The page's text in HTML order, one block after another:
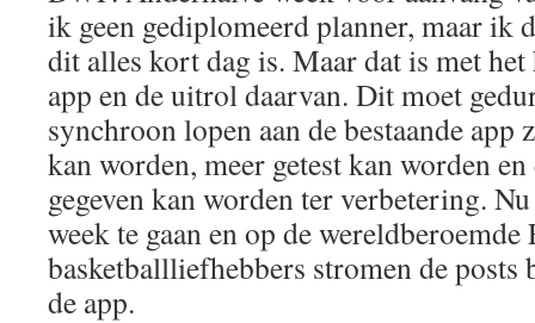
ik geen gediplomeerd planner, maar ik
dit alles kort dag is. Maar dat is met
app en de uitrol daarvan. Dit moet
synchroon lopen aan de bestaande app
kan worden, meer getest kan worden
gegeven kan worden ter verbetering.
week te gaan en op de wereldberoemde
basketballliefhebbers stromen de
de app.